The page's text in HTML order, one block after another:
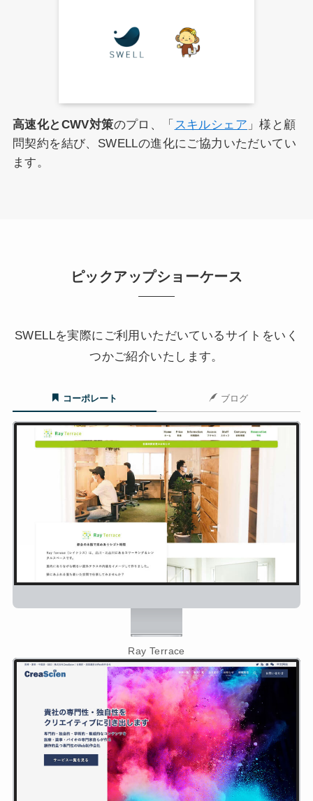
高速化とCWV対策のプロ、「 スキルシェア 」様と顧
問契約を結び、SWELLの進化にご協力いただいてい
ます。
ピックアップショーケース
SWELLを実際にご利用いただいているサイトをいく
つかご紹介いたします。
コーポレート ブログ
Ray Terrace